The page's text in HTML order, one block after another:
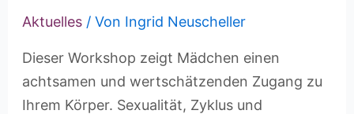
Aktuelles/ Von Ingrid Neuscheller
Dieser Workshop zeigt Mädchen einen
achtsamen und wertschätzenden Zugang zu
Ihrem Körper. Sexualität, Zyklus und